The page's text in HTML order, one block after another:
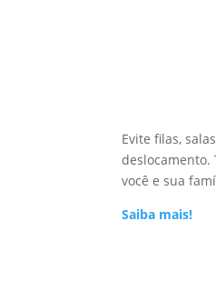
Evite filas,
deslocamento.
você e sua
Saiba mais!